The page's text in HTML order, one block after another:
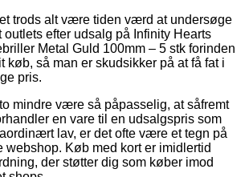
trods alt være tiden værd at undersøge
efter udsalg på Infinity Hearts
Metal Guld 100mm – 5 stk forinden
køb, så man er skudsikker på at få fat i
pris.
mindre være så påpasselig, at såfremt
en vare til en udsalgspris som
lav, er det ofte være et tegn på
webshop. Køb med kort er imidlertid
der støtter dig som køber imod